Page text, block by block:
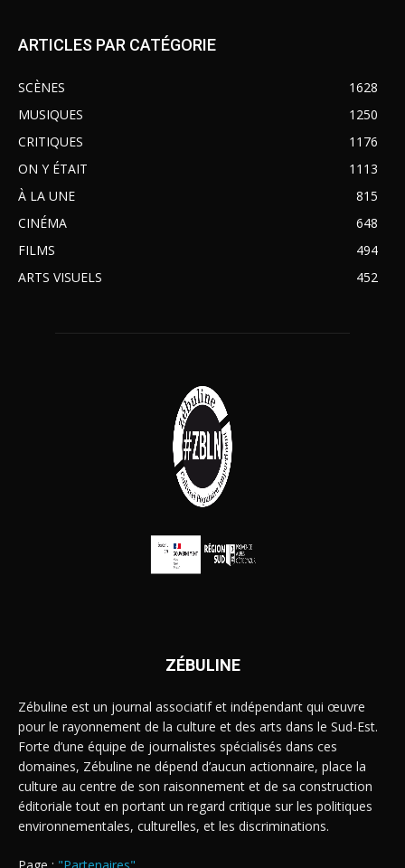
ARTICLES PAR CATÉGORIE
SCÈNES
1628
MUSIQUES
1250
CRITIQUES
1176
ON Y ÉTAIT
1113
À LA UNE
815
CINÉMA
648
FILMS
494
ARTS VISUELS
452
ZÉBULINE
Zébuline est un journal associatif et indépendant qui œuvre
pour le rayonnement de la culture et des arts dans le Sud-Est.
Forte d’une équipe de journalistes spécialisés dans ces
domaines, Zébuline ne dépend d’aucun actionnaire, place la
culture au centre de son raisonnement et de sa construction
éditoriale tout en portant un regard critique sur les politiques
environnementales, culturelles, et les discriminations.